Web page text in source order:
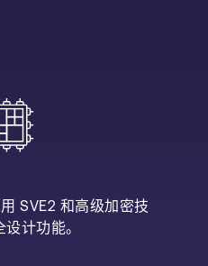
SVE2 和高级加密技
计功能。